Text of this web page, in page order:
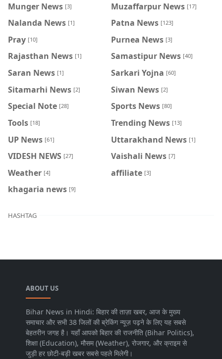
Munger News [3] Muzaffarpur News [17]
Nalanda News [1] Patna News [123]
Pray [10] Purnea News [3]
Rajasthan News [1] Samastipur News [40]
Saran News [1] Sarkari Yojna [60]
Sitamarhi News [2] Siwan News [2]
Special Note [28] Sports News [80]
Tools [18] Trending News [13]
UP News [61] Uttarakhand News [1]
VIDESH NEWS [27] Vaishali News [7]
Weather [4] affiliate [3]
khagaria news [9]
HASHTAG
ABOUT US
Bihar News in Hindi: बिहार की ताज़ा खबर, आज के मुख्य
समाचार और सभी 38 जिलों की ब्रेकिंग न्यूज़ पढ़ने के लिए यह सबसे
बेहतरीन जगह है। यहाँ आपको बिहार की राजनीति (Bihar Politics),
शिक्षा (Education), मौसम (Weather), रोजगार, और क्राइम से
जुड़ी हर छोटी-बड़ी खबर सबसे पहले मिलेगी।